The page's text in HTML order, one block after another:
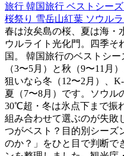
旅行 韓国旅行 ベストシー
桜祭り 雪岳山紅葉 ソウル
春は汝矣島の桜、夏は海・
ウルライト光化門。四季そ
国。 韓国旅行のベストシ
（3〜5月）と秋（9〜11月
狙いなら冬（12〜2月）、
夏（7〜8月）です。ソウ
30℃超・冬は氷点下まで振
組み合わせて選ぶのが失敗
つがベスト？目的別シーズ
のか？」をひと目で判断で